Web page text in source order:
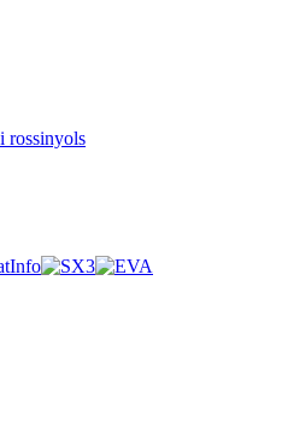
rossinyols